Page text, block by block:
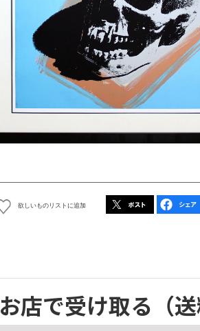
欲しいものリストに追加
お店で受け取る （